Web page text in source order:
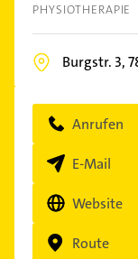
PHYSIOTHERAPIE
Burgstr. 3,
Anrufen
E-Mail
Website
Route